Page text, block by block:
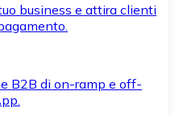
business e attira clienti
B2B di on-ramp e off-